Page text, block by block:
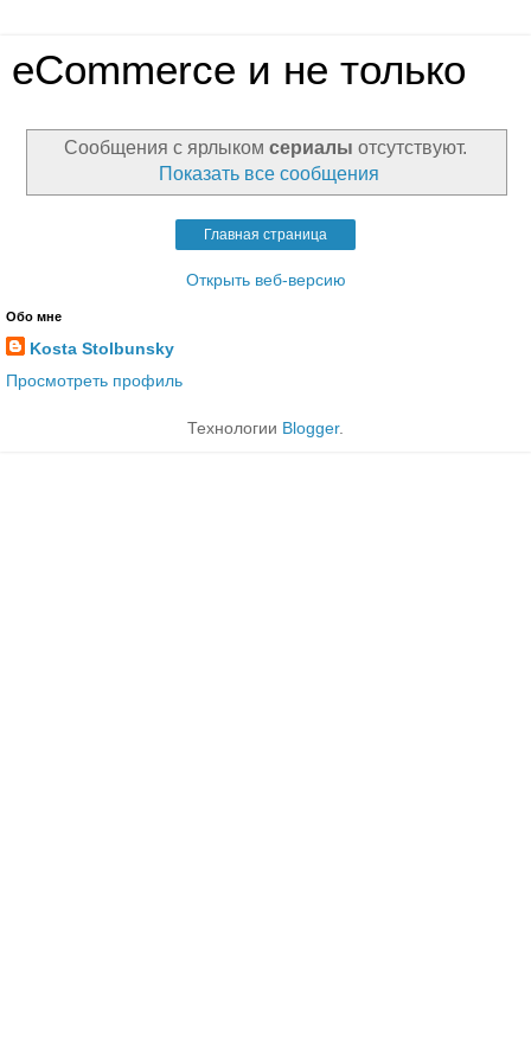
eCommerce и не только
Сообщения с ярлыком сериалы отсутствуют.
Показать все сообщения
Главная страница
Открыть веб-версию
Обо мне
Kosta Stolbunsky
Просмотреть профиль
Технологии Blogger.